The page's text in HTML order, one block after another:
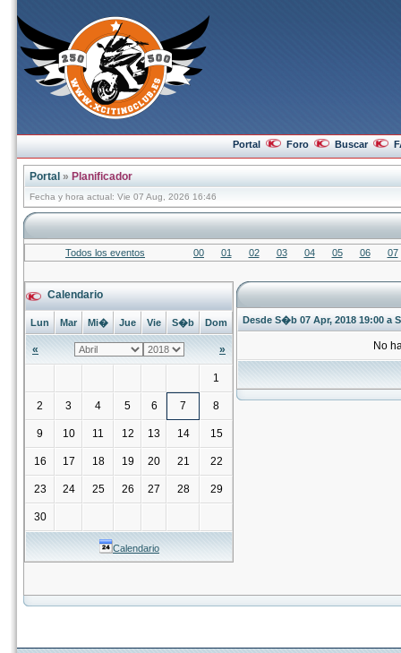
Portal Foro Buscar
Portal » Planificador
Fecha y hora actual: Vie 07 Aug, 2026 16:46
Todos los eventos 00 01 02 03 04 05 06 07
Calendario
Lun Mar Mi� Jue Vie S�b Dom
« »
1
2 3 4 5 6 7 8
9 10 11 12 13 14 15
16 17 18 19 20 21 22
23 24 25 26 27 28 29
30
Calendario
Desde S�b 07 Apr, 2018 19:00 a
No